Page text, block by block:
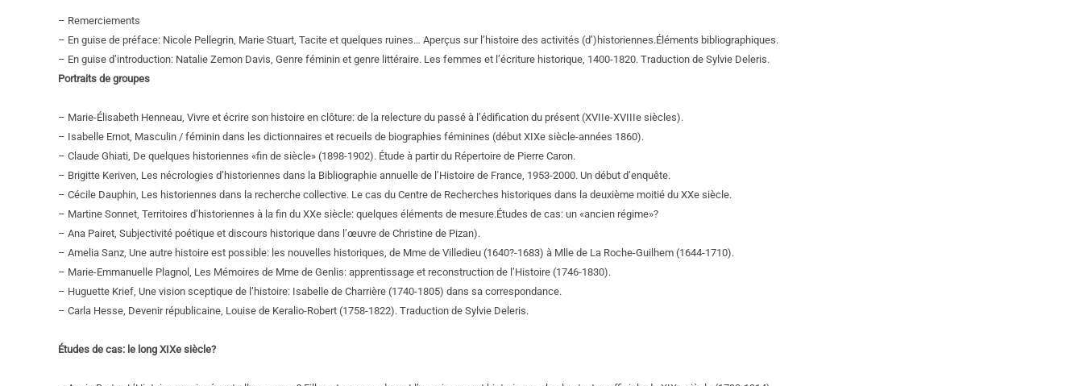
– Remerciements
– En guise de préface: Nicole Pellegrin, Marie Stuart, Tacite et quelques ruines… Aperçus sur l’histoire des activités (d’)historiennes.Éléments bibliographiques.
– En guise d’introduction: Natalie Zemon Davis, Genre féminin et genre littéraire. Les femmes et l’écriture historique, 1400-1820. Traduction de Sylvie Deleris.
Portraits de groupes
– Marie-Élisabeth Henneau, Vivre et écrire son histoire en clôture: de la relecture du passé à l’édification du présent (XVIIe-XVIIIe siècles).
– Isabelle Ernot, Masculin / féminin dans les dictionnaires et recueils de biographies féminines (début XIXe siècle-années 1860).
– Claude Ghiati, De quelques historiennes «fin de siècle» (1898-1902). Étude à partir du Répertoire de Pierre Caron.
– Brigitte Keriven, Les nécrologies d’historiennes dans la Bibliographie annuelle de l’Histoire de France, 1953-2000. Un début d’enquête.
– Cécile Dauphin, Les historiennes dans la recherche collective. Le cas du Centre de Recherches historiques dans la deuxième moitié du XXe siècle.
– Martine Sonnet, Territoires d’historiennes à la fin du XXe siècle: quelques éléments de mesure.Études de cas: un «ancien régime»?
– Ana Pairet, Subjectivité poétique et discours historique dans l’œuvre de Christine de Pizan).
– Amelia Sanz, Une autre histoire est possible: les nouvelles historiques, de Mme de Villedieu (1640?-1683) à Mlle de La Roche-Guilhem (1644-1710).
– Marie-Emmanuelle Plagnol, Les Mémoires de Mme de Genlis: apprentissage et reconstruction de l’Histoire (1746-1830).
– Huguette Krief, Une vision sceptique de l’histoire: Isabelle de Charrière (1740-1805) dans sa correspondance.
– Carla Hesse, Devenir républicaine, Louise de Keralio-Robert (1758-1822). Traduction de Sylvie Deleris.
Études de cas: le long XIXe siècle?